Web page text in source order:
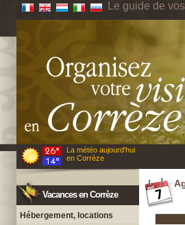
Le guide de
La météo aujourd'hui
en Corrèze
Vacances en Corrèze
Hébergement, locations